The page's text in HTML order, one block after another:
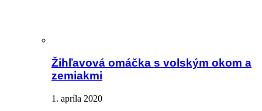
Žihľavová omáčka s volským okom a
zemiakmi
1. apríla 2020